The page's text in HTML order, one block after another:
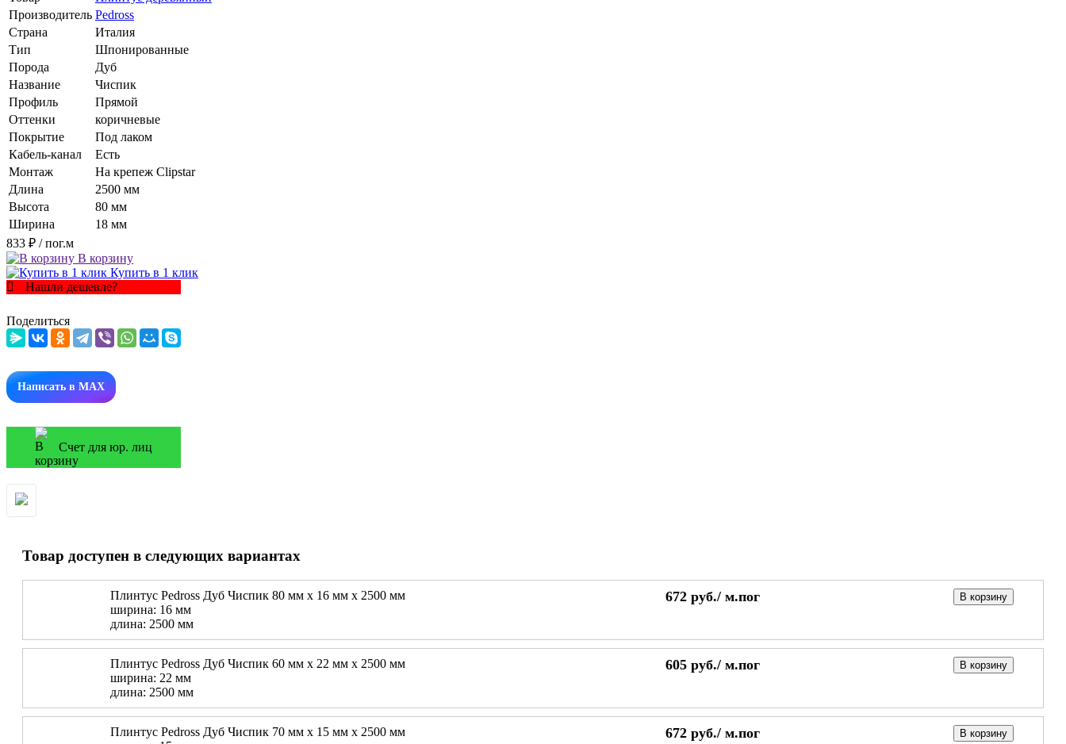
Производитель Pedross
Страна
Италия
Тип
Шпонированные
Порода
Дуб
Название
Чиспик
Профиль
Прямой
Оттенки
коричневые
Покрытие
Под лаком
Кабель-канал
Есть
Монтаж
На крепеж Clipstar
Длина
2500 мм
Высота
80 мм
Ширина
18 мм
833 ₽ / пог.м
В корзину
Купить в 1 клик
Нашли дешевле?
Поделиться
Написать в MAX
Счет для юр. лиц
Товар доступен в следующих вариантах
Плинтус Pedross Дуб Чиспик 80 мм х 16 мм х 2500 мм
ширина: 16 мм
длина: 2500 мм
672 руб./ м.пог В корзину
Плинтус Pedross Дуб Чиспик 60 мм х 22 мм х 2500 мм
ширина: 22 мм
длина: 2500 мм
605 руб./ м.пог В корзину
Плинтус Pedross Дуб Чиспик 70 мм х 15 мм х 2500 мм
672 руб./ м.пог В корзину